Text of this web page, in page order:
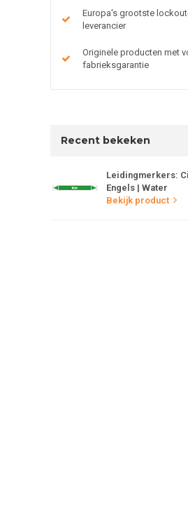
Europa's grootste
leverancier
Originele producten met
fabrieksgarantie
Recent bekeken
Leidingmerkers:
Engels | Water
Bekijk product